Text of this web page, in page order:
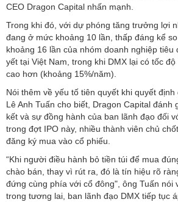
CEO Dragon Capital nhấn mạnh.
Trong khi đó, với dự phóng tăng trưởng lợi
đang ở mức khoảng 10 lần, thấp đáng kể
khoảng 16 lần của nhóm doanh nghiệp tiêu
yết tại Việt Nam, trong khi DMX lại có tốc
cao hơn (khoảng 15%/năm).
Nói thêm về yếu tố tiên quyết khi quyết
Lê Anh Tuấn cho biết, Dragon Capital đánh
kết và sự đồng hành của ban lãnh đạo đối
trong đợt IPO này, nhiều thành viên chủ
đăng ký mua vào cổ phiếu.
“Khi người điều hành bỏ tiền túi để mua
chào bán, thay vì rút ra, đó là tín hiệu rõ
đứng cùng phía với cổ đông", ông Tuấn nói
trong tương lai, ban lãnh đạo DMX tiếp tục